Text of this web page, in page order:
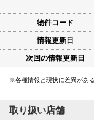
物件コード
情報更新日
次回の情報更新日
各種情報と現状に差異があ
取り扱い店舗